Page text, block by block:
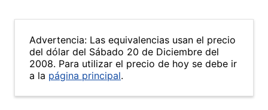
Advertencia: Las equivalencias usan el precio
del dólar del Sábado 20 de Diciembre del
2008. Para utilizar el precio de hoy se debe ir
a la página principal.